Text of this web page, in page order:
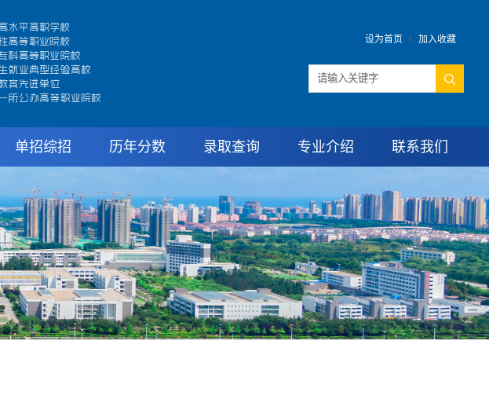
设为首页 加入收藏
单招综招 历年分数 录取查询 专业介绍 联系我们